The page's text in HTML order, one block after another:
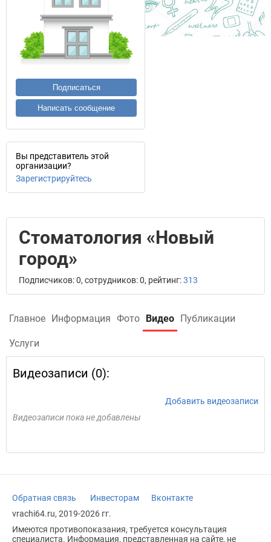
Подписаться
Написать сообщение
Вы представитель этой
организации?
Зарегистрируйтесь
Стоматология «Новый
город»
Подписчиков: 0, сотрудников: 0, рейтинг:313
Главное Информация Фото Видео Публикации
Услуги
Видеозаписи (0):
Добавить видеозаписи
Видеозаписи пока не добавлены
Обратная связь Инвесторам
Вконтакте
vrachi64.ru, 2019-2026 гг.
Имеются противопоказания, требуется консультация
специалиста. Информация, представленная на сайте, не